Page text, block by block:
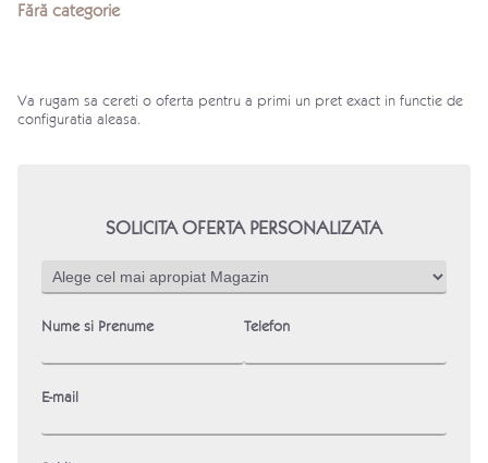
Fără categorie
Va rugam sa cereti o oferta pentru a primi un pret exact in functie de
configuratia aleasa.
SOLICITA OFERTA PERSONALIZATA
Nume si Prenume Telefon
E-mail